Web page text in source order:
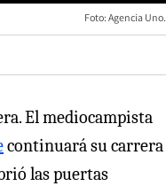
Foto: Agencia Uno.
El mediocampista
continuará su carrera
las puertas